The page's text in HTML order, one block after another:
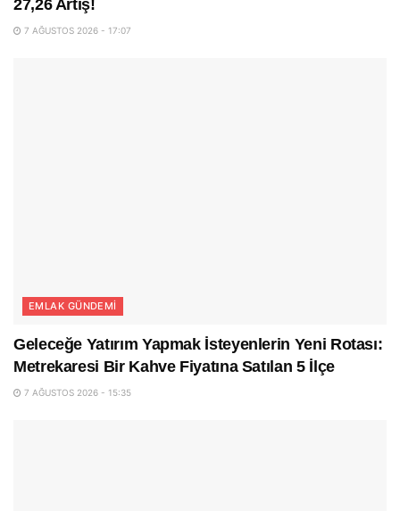
27,26 Artış!
7 AĞUSTOS 2026 - 17:07
EMLAK GÜNDEMI
Geleceğe Yatırım Yapmak İsteyenlerin Yeni Rotası:
Metrekaresi Bir Kahve Fiyatına Satılan 5 İlçe
7 AĞUSTOS 2026 - 15:35